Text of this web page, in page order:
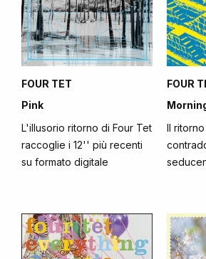
FOUR TET
Pink
L'illusorio ritorno di Four Tet
raccoglie i 12'' più recenti
su formato digitale
FOUR
Il